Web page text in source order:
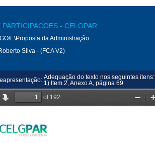
- CELGPAR
E\Proposta da Administração
Silva - (FCA V2)
Adequação do texto nos seguintes itens:
1) Item 2, Anexo A, página 69